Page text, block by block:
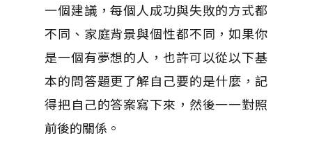
一個建議，每個人成功與失敗的方式都
不同、家庭背景與個性都不同，如果你
是一個有夢想的人，也許可以從以下基
本的問答題更了解自己要的是什麼，記
得把自己的答案寫下來，然後一一對照
前後的關係。